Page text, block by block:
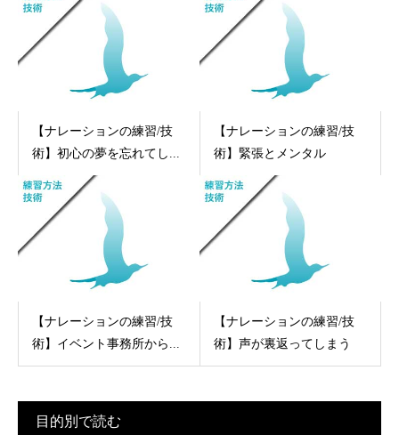
【ナレーションの練習/技
術】初心の夢を忘れてし...
【ナレーションの練習/技
術】緊張とメンタル
【ナレーションの練習/技
術】イベント事務所から...
【ナレーションの練習/技
術】声が裏返ってしまう
目的別で読む